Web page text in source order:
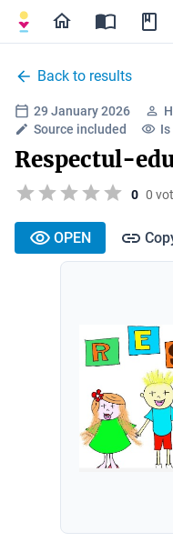
Back to results
29 January 2026
Source included
Respectul-
0 0
OPEN